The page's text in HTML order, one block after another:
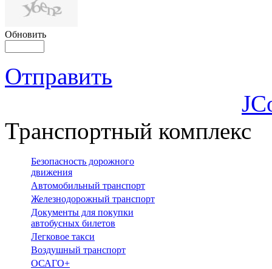
Обновить
Отправить
Транспортный комплекс
Безопасность дорожного
движения
Автомобильный транспорт
Железнодорожный транспорт
Документы для покупки
автобусных билетов
Легковое такси
Воздушный транспорт
ОСАГО+